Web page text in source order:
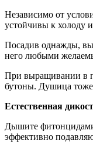
Независимо от
устойчивы к холоду
Посадив однажды, вы
него любыми
При выращивании в
бутоны. Душица тоже
Естественная
Дышите
эффективно